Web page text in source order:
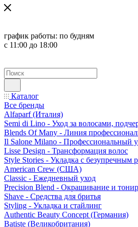
график работы: по будням
с 11:00 до 18:00
Каталог
Все бренды
Alfaparf (Италия)
Semi di Lino - Уход за волосами,
Blends Of Many - Линия
Il Salone Milano - Профессиональный
Lisse Design - Трансформация волос
Style Stories - Укладка с безупречным
American Crew (США)
Classic - Ежедневный уход
Precision Blend - Окрашивание и
Shave - Средства для бритья
Styling - Укладка и стайлинг
Authentic Beauty Concept (Германия)
Batiste (Великобритания)